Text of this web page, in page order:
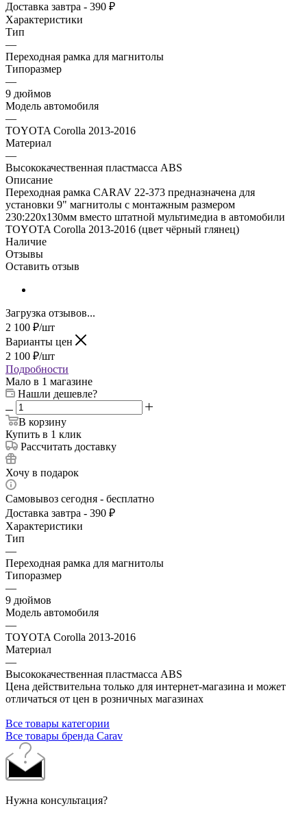
Доставка завтра - 390 ₽
Характеристики
Тип
—
Переходная рамка для магнитолы
Типоразмер
—
9 дюймов
Модель автомобиля
—
TOYOTA Corolla 2013-2016
Материал
—
Высококачественная пластмасса ABS
Описание
Переходная рамка CARAV 22-373 предназначена для
установки 9" магнитолы с монтажным размером
230:220х130мм вместо штатной мультимедиа в автомобили
TOYOTA Corolla 2013-2016 (цвет чёрный глянец)
Наличие
Отзывы
Оставить отзыв
Загрузка отзывов...
2 100 ₽/шт
Варианты цен
2 100 ₽/шт
Подробности
Мало в 1 магазине
Нашли дешевле?
В корзину
Купить в 1 клик
Рассчитать доставку
Хочу в подарок
Самовывоз сегодня - бесплатно
Доставка завтра - 390 ₽
Характеристики
Тип
—
Переходная рамка для магнитолы
Типоразмер
—
9 дюймов
Модель автомобиля
—
TOYOTA Corolla 2013-2016
Материал
—
Высококачественная пластмасса ABS
Цена действительна только для интернет-магазина и может
отличаться от цен в розничных магазинах
Все товары категории
Все товары бренда Carav
Нужна консультация?